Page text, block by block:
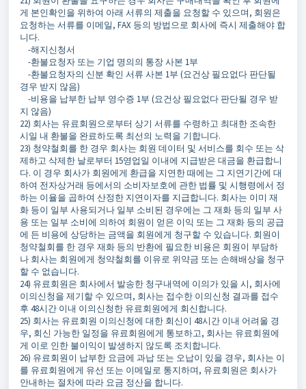
게 본인확인을 위하여 아래 서류의 제출을 요청할 수 있으며, 회원은
요청하는 서류를 이메일, FAX 등의 방법으로 회사에 즉시 제출해야 합
니다.
-해지신청서
-환불요청자 또는 기업 명의의 통장 사본 1부
-환불요청자의 신분 확인 서류 사본 1부 (요건상 필요없다 판단될
경우 받지 않음)
-비용을 납부한 납부 영수증 1부 (요건상 필요없다 판단될 경우 받
지 않음)
22) 회사는 유료회원으로부터 상기 서류를 수령하고 최대한 조속한
시일 내 환불을 완료하도록 최선의 노력을 기합니다.
23) 청약철회를 한 경우 회사는 회원 데이터 및 서비스를 회수 또는 삭
제하고 삭제한 날로부터 15영업일 이내에 지급받은 대금을 환급합니
다. 이 경우 회사가 회원에게 환급을 지연한 때에는 그 지연기간에 대
하여 전자상거래 등에서의 소비자보호에 관한 법률 및 시행령에서 정
하는 이율을 곱하여 산정한 지연이자를 지급합니다. 회사는 이미 재
화 등이 일부 사용되거나 일부 소비된 경우에는 그 재화 등의 일부 사
용 또는 일부 소비에 의하여 회원이 얻은 이익 또는 그 재화 등의 공급
에 든 비용에 상당하는 금액을 회원에게 청구할 수 있습니다. 회원이
청약철회를 한 경우 재화 등의 반환에 필요한 비용은 회원이 부담하
나 회사는 회원에게 청약철회를 이유로 위약금 또는 손해배상을 청구
할 수 없습니다.
24) 유료회원은 회사에서 발송한 청구내역에 이의가 있을 시, 회사에
이의신청을 제기할 수 있으며, 회사는 접수한 이의신청 결과를 접수
후 48시간 이내 이의신청한 유료회원에게 회신합니다.
25) 회사는 유료회원 이의신청에 대한 회신이 48시간 이내 어려울 경
우, 회신 가능한 일정을 유료회원에게 통보하고, 회사는 유료회원에
게 이로 인한 불이익이 발생하지 않도록 조치합니다.
26) 유료회원이 납부한 요금에 과납 또는 오납이 있을 경우, 회사는 이
를 유료회원에게 유선 또는 이메일로 통지하며, 유료회원은 회사가
안내하는 절차에 따라 요금 정산을 합니다.